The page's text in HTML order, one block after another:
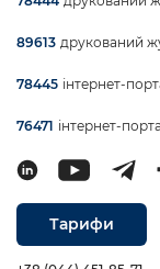
89613 друкований
78445 інтернет-
76471 інтернет-
Тарифи